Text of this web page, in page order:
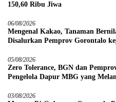
150,60 Ribu Jiwa
06/08/2026
Mengenal Kakao, Tanaman
Disalurkan Pemprov Gorontalo
05/08/2026
Zero Tolerance, BGN dan
Pengelola Dapur MBG yang
03/08/2026